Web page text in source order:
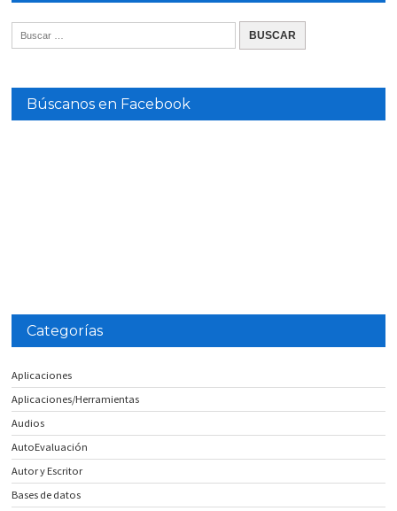
Búscanos en Facebook
Categorías
Aplicaciones
Aplicaciones/Herramientas
Audios
AutoEvaluación
Autor y Escritor
Bases de datos